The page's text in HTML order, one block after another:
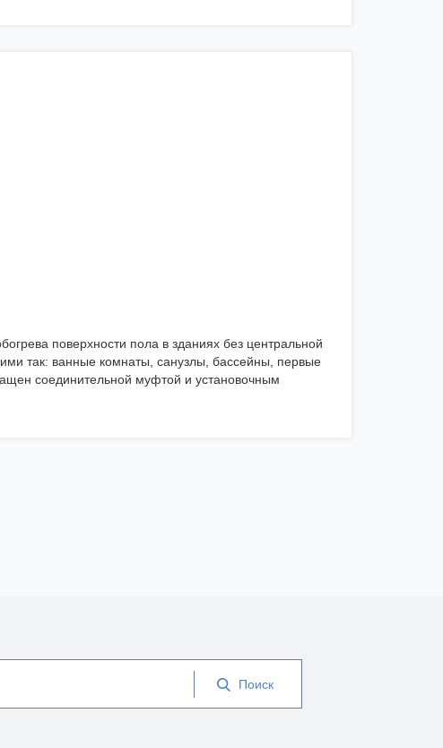
поверхности пола в зданиях без центральной
так: ванные комнаты, санузлы, бассейны, первые
соединительной муфтой и установочным